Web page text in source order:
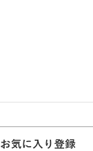
お気に入り登録